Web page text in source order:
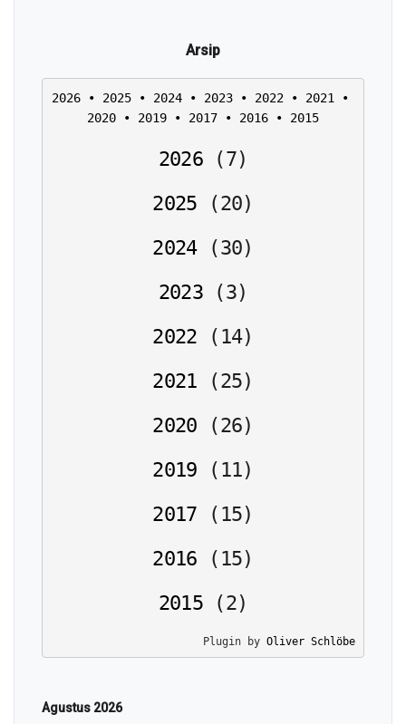
Arsip
2026 • 2025 • 2024 • 2023 • 2022 • 2021
2020 • 2019 • 2017 • 2016 • 2015
2026 (7)
2025
(20)
2024
(30)
2023
(3)
2022
( 14)
2021
(25)
2020
(26)
2019
( 11)
2017
( 15)
2016
( 15)
2015
(2)
Plugin by Oliver Schlöbe
Agustus 2026